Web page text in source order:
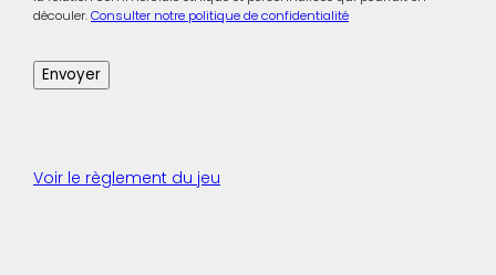
découler.Consulter notre politique de confidentialité
Envoyer
Voir le règlement du jeu